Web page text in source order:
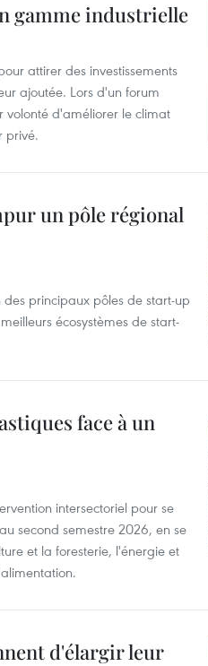
gamme industrielle
attirer des investissements
ajoutée. Lors d'un forum
volonté d'améliorer le climat
privé.
un pôle régional
principaux pôles de start-up
écosystèmes de start-
face à un
intersectoriel pour se
second semestre 2026, en se
et la foresterie, l'énergie et
d'élargir leur